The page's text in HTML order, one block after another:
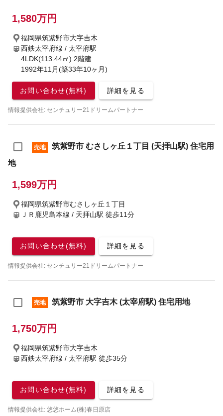
1,580万円
福岡県筑紫野市大字吉木
西鉄太宰府線 / 太宰府駅
4LDK(113.44㎡) 2階建
1992年11月(築33年10ヶ月)
お問い合わせ(無料) 詳細を見る
情報提供会社: センチュリー21ドリームパートナー
売地
筑紫野市 むさしヶ丘１丁目 (天拝山駅) 住宅用
地
1,599万円
福岡県筑紫野市むさしヶ丘１丁目
ＪＲ鹿児島本線 / 天拝山駅 徒歩11分
お問い合わせ(無料) 詳細を見る
情報提供会社: センチュリー21ドリームパートナー
売地 筑紫野市 大字吉木 (太宰府駅) 住宅用地
1,750万円
福岡県筑紫野市大字吉木
西鉄太宰府線 / 太宰府駅 徒歩35分
お問い合わせ(無料) 詳細を見る
情報提供会社: 悠悠ホーム(株)春日原店